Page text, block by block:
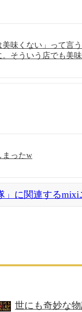
味くない」って言
。そういう店でも美
まったw
」に関連する
世にも奇妙な